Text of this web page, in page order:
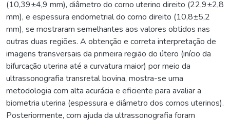
(10,39±4,9 mm), diâmetro do corno uterino direito (22,9±2,8
mm), e espessura endometrial do corno direito (10,8±5,2
mm), se mostraram semelhantes aos valores obtidos nas
outras duas regiões. A obtenção e correta interpretação de
imagens transversais da primeira região do útero (início da
bifurcação uterina até a curvatura maior) por meio da
ultrassonografia transretal bovina, mostra-se uma
metodologia com alta acurácia e eficiente para avaliar a
biometria uterina (espessura e diâmetro dos cornos uterinos).
Posteriormente, com ajuda da ultrassonografia foram